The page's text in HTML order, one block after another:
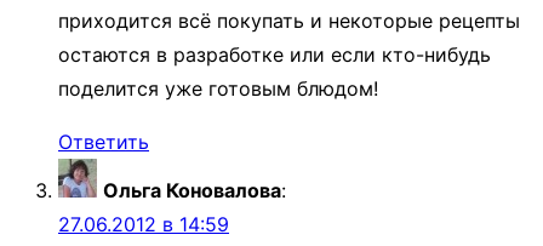
приходится всё покупать и некоторые рецепты
остаются в разработке или если кто-нибудь
поделится уже готовым блюдом!
Ответить
Ольга Коновалова:
27.06.2012 в 14:59